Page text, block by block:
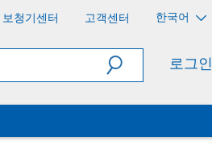
보청기센터 고객센터 한국어
로그인